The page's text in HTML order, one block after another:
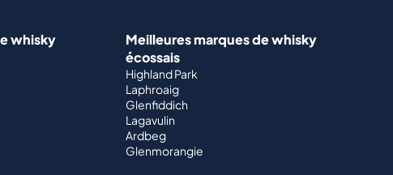
whisky
Meilleures marques de whisky
écossais
Highland Park
Laphroaig
Glenfiddich
Lagavulin
Ardbeg
Glenmorangie